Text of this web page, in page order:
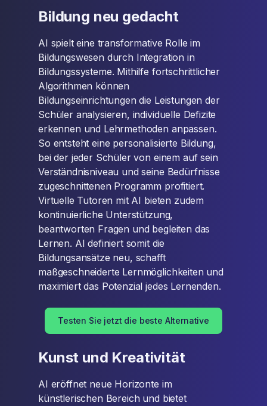
Bildung neu gedacht
AI spielt eine transformative Rolle im
Bildungswesen durch Integration in
Bildungssysteme. Mithilfe fortschrittlicher
Algorithmen können
Bildungseinrichtungen die Leistungen der
Schüler analysieren, individuelle Defizite
erkennen und Lehrmethoden anpassen.
So entsteht eine personalisierte Bildung,
bei der jeder Schüler von einem auf sein
Verständnisniveau und seine Bedürfnisse
zugeschnittenen Programm profitiert.
Virtuelle Tutoren mit AI bieten zudem
kontinuierliche Unterstützung,
beantworten Fragen und begleiten das
Lernen. AI definiert somit die
Bildungsansätze neu, schafft
maßgeschneiderte Lernmöglichkeiten und
maximiert das Potenzial jedes Lernenden.
Testen Sie jetzt die beste Alternative
Kunst und Kreativität
AI eröffnet neue Horizonte im
künstlerischen Bereich und bietet